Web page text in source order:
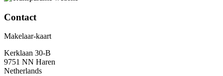
Contact
Makelaar-kaart
Kerklaan 30-B
9751 NN Haren
Netherlands